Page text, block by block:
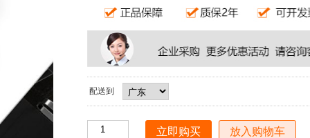
配送到
放入购物车